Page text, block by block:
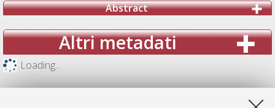
Abstract
Altri metadati
Loading...